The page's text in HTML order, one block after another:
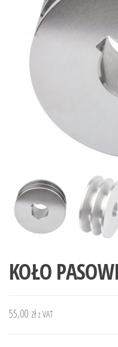
KOŁO
55,00 zł z VAT